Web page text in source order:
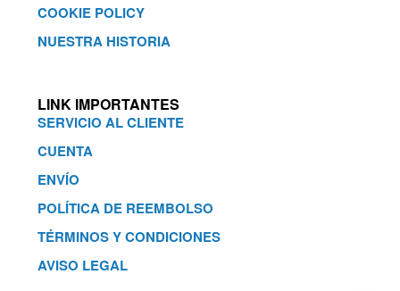
COOKIE POLICY
NUESTRA HISTORIA
LINK IMPORTANTES
SERVICIO AL CLIENTE
CUENTA
ENVÍO
POLÍTICA DE REEMBOLSO
TÉRMINOS Y CONDICIONES
AVISO LEGAL